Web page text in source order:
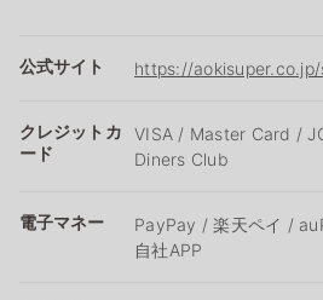
公式サイト https://
クレジットカ
ード
VISA / Master Card /
Diners Club
電子マネー
PayPay / 楽天ペイ /
自社APP